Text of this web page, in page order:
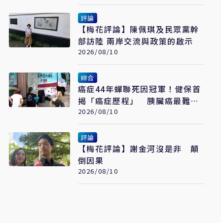
評論
【梅花評論】陳佩琪及民眾黨幹
部訪陸 兩岸交流與政策的啟示
2026/08/10
綜合
癌症44年蟬聯死因冠軍！健保首
揭「癌症歷程」 胰臟癌最難
治、肺癌驚見院際差41.8個百分
點
2026/08/10
評論
【梅花評論】謝金河沒是非 顛
倒因果
2026/08/10